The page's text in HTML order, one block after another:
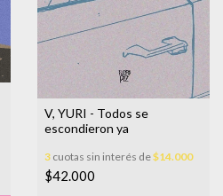
V, YURI - Todos se
escondieron ya
3 cuotas sin interés de$14.000
$42.000